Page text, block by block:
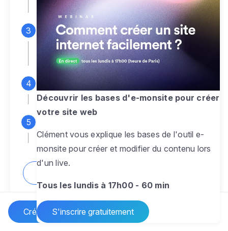
Créer un site Internet
espace d'administration
Personnalisez entièrement le
designpour créer un site web sur-mesure,
à votre image
Ajoutez des pagessans limite pour
présenter votre activité, votre passion
pour rendre votre site dynamique
Découvrir les bases d'e-monsite pour créer
votre site web
Clément vous explique les bases de l'outil e-
monsite pour créer et modifier du contenu lors
d'un live.
Tous les lundis à 17h00 - 60 min
S'inscrire gratuitement